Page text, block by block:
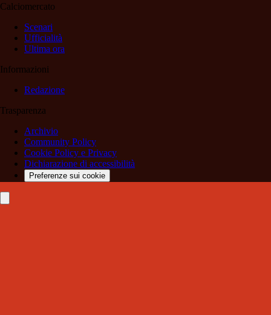
Calciomercato
Scenari
Ufficialità
Ultima ora
Informazioni
Redazione
Trasparenza
Archivio
Community Policy
Cookie Policy e Privacy
Dichiarazione di accessibilità
Preferenze sui cookie